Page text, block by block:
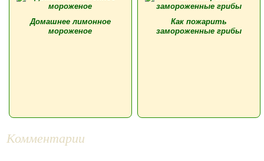
Домашнее лимонное
мороженое
Как пожарить
замороженные грибы
Комментарии